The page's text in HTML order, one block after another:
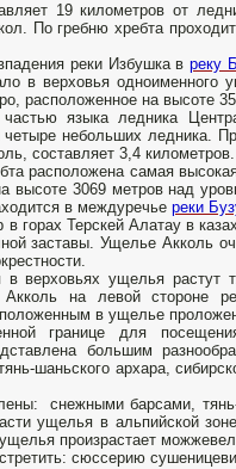
19 километров от
По гребню хребта
реки Избушка в реку
в верховья
расположенное на высоте
языка ледника
небольших ледника.
составляет 3,4 километров.
расположена самая
высоте 3069 метров над
в междуречье реки
горах Терскей Алатау в
заставы. Ущелье Акколь
ущелья растут
на левой стороне
в ущелье
границе для
большим
шаньского архара,
снежными барсами,
ущелья в альпийской
произрастает
сюссерию